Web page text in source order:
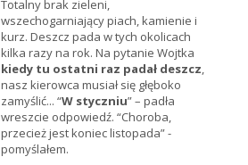
Totalny brak zieleni,
wszechogarniający piach, kamienie i
kurz. Deszcz pada w tych okolicach
kilka razy na rok. Na pytanie Wojtka
kiedy tu ostatni raz padał deszcz,
nasz kierowca musiał się głęboko
zamyślić... “W styczniu” – padła
wreszcie odpowiedź. “Choroba,
przecież jest koniec listopada” -
pomyślałem.